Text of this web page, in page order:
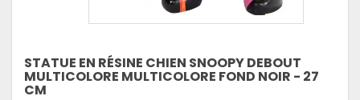
STATUE EN RÉSINE CHIEN SNOOPY DEBOUT
MULTICOLORE MULTICOLORE FOND NOIR - 27
CM